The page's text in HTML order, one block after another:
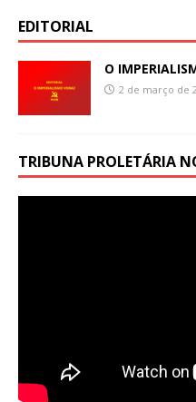
EDITORIAL
O
2 de março de
TRIBUNA PROLETÁRIA